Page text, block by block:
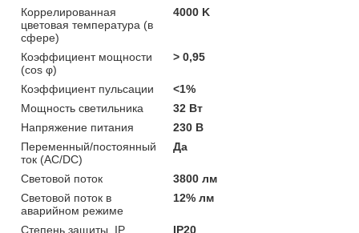
Коррелированная
цветовая температура (в
сфере)
4000 K
Коэффициент мощности
(cos φ)
> 0,95
Коэффициент пульсации
<1%
Мощность светильника
32 Вт
Напряжение питания
230 В
Переменный/постоянный
ток (AC/DC)
Да
Световой поток
3800 лм
Световой поток в
аварийном режиме
12% лм
Степень защиты, IP
IP20